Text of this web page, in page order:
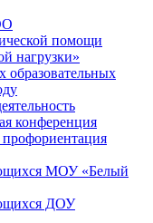
помощи
нагрузки»
конференция
МОУ «Белый
ДОУ